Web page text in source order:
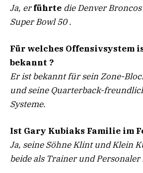
Ja, erführte die Denver
Super Bowl 50 .
Für welches Offensivsystem
bekannt ?
Er ist bekannt für sein Zone-
und seine Quarterback-
Systeme.
Ist Gary Kubiaks Familie im
Ja, seine Söhne Klint und Klein
beide als Trainer und Personaler